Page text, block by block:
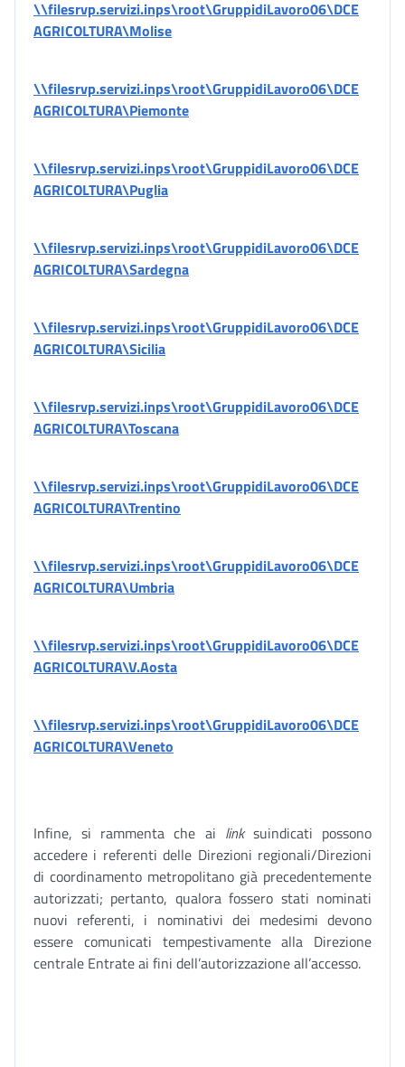
\\filesrvp.servizi.inps\root\GruppidiLavoro06\DCE
AGRICOLTURA\Molise
\\filesrvp.servizi.inps\root\GruppidiLavoro06\DCE
AGRICOLTURA\Piemonte
\\filesrvp.servizi.inps\root\GruppidiLavoro06\DCE
AGRICOLTURA\Puglia
\\filesrvp.servizi.inps\root\GruppidiLavoro06\DCE
AGRICOLTURA\Sardegna
\\filesrvp.servizi.inps\root\GruppidiLavoro06\DCE
AGRICOLTURA\Sicilia
\\filesrvp.servizi.inps\root\GruppidiLavoro06\DCE
AGRICOLTURA\Toscana
\\filesrvp.servizi.inps\root\GruppidiLavoro06\DCE
AGRICOLTURA\Trentino
\\filesrvp.servizi.inps\root\GruppidiLavoro06\DCE
AGRICOLTURA\Umbria
\\filesrvp.servizi.inps\root\GruppidiLavoro06\DCE
AGRICOLTURA\V.Aosta
\\filesrvp.servizi.inps\root\GruppidiLavoro06\DCE
AGRICOLTURA\Veneto
Infine, si rammenta che ai linksuindicati possono
accedere i referenti delle Direzioni regionali/Direzioni
di coordinamento metropolitano già precedentemente
autorizzati; pertanto, qualora fossero stati nominati
nuovi referenti, i nominativi dei medesimi devono
essere comunicati tempestivamente alla Direzione
centrale Entrate ai fini dell’autorizzazione all’accesso.